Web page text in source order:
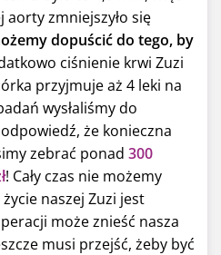
aorty zmniejszyło się
dopuścić do tego, by
ciśnienie krwi Zuzi
przyjmuje aż 4 leki na
wysłaliśmy do
że konieczna
zebrać ponad 300
! Cały czas nie możemy
naszej Zuzi jest
może znieść nasza
musi przejść, żeby być